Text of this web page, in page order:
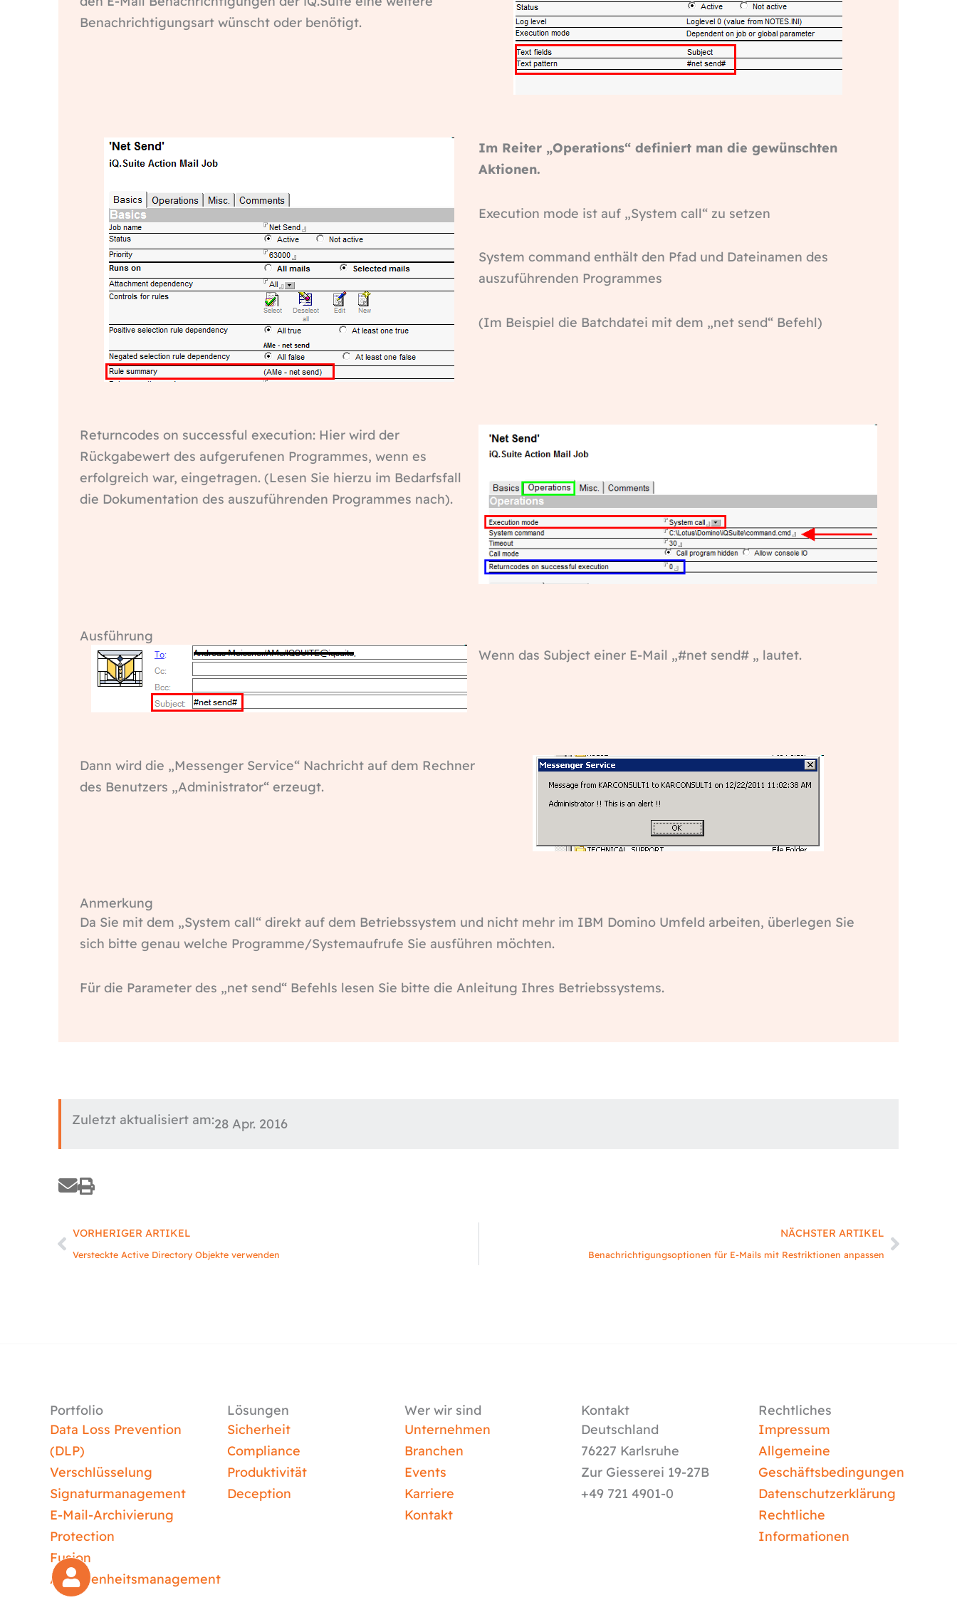
Benachrichtigungsart wünscht oder benötigt.
Im Reiter „Operations“ definiert man die gewünschten
Aktionen.
Execution mode ist auf „System call“ zu setzen
System command enthält den Pfad und Dateinamen des
auszuführenden Programmes
(Im Beispiel die Batchdatei mit dem „net send“ Befehl)
Returncodes on successful execution: Hier wird der
Rückgabewert des aufgerufenen Programmes, wenn es
erfolgreich war, eingetragen. (Lesen Sie hierzu im Bedarfsfall
die Dokumentation des auszuführenden Programmes nach).
Ausführung
Wenn das Subject einer E-Mail „#net send# „ lautet.
Dann wird die „Messenger Service“ Nachricht auf dem Rechner
des Benutzers „Administrator“ erzeugt.
Anmerkung
Da Sie mit dem „System call“ direkt auf dem Betriebssystem und nicht mehr im IBM Domino Umfeld arbeiten, überlegen Sie
sich bitte genau welche Programme/Systemaufrufe Sie ausführen möchten.
Für die Parameter des „net send“ Befehls lesen Sie bitte die Anleitung Ihres Betriebssystems.
Zuletzt aktualisiert am:28 Apr. 2016
Zurück
VORHERIGER ARTIKEL
Versteckte Active Directory Objekte verwenden
NÄCHSTER ARTIKEL
Benachrichtigungsoptionen für E-Mails mit Restriktionen anpassen
Portfolio
Data Loss Prevention
(DLP)
Verschlüsselung
Signaturmanagement
E-Mail-Archivierung
Protection
Fusion
Abwesenheitsmanagement
Lösungen
Sicherheit
Compliance
Produktivität
Deception
Wer wir sind
Unternehmen
Branchen
Events
Karriere
Kontakt
Kontakt
Deutschland
76227 Karlsruhe
Zur Giesserei 19-27B
+49 721 4901-0
Rechtliches
Impressum
Allgemeine
Geschäftsbedingungen
Datenschutzerklärung
Rechtliche
Informationen